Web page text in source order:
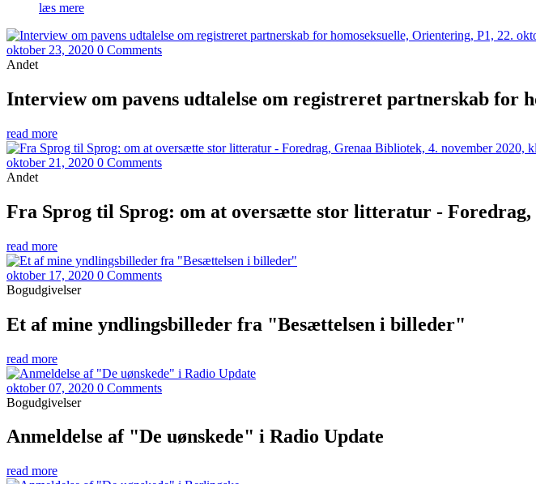
læs mere
oktober 23, 2020 0 Comments
Andet
Interview om pavens udtalelse om registreret partnerskab for
read more
oktober 21, 2020 0 Comments
Andet
Fra Sprog til Sprog: om at oversætte stor litteratur - Foredrag,
read more
oktober 17, 2020 0 Comments
Bogudgivelser
Et af mine yndlingsbilleder fra "Besættelsen i billeder"
read more
oktober 07, 2020 0 Comments
Bogudgivelser
Anmeldelse af "De uønskede" i Radio Update
read more